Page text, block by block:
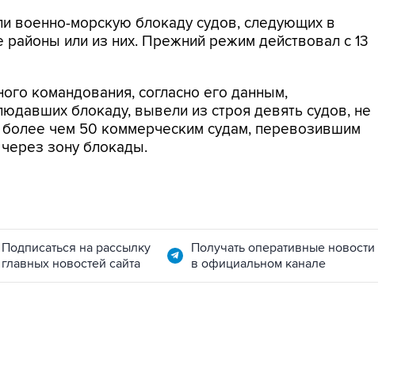
морскую блокаду судов, следующих в
или из них. Прежний режим действовал с 13
командования, согласно его данным,
блокаду, вывели из строя девять судов, не
чем 50 коммерческим судам, перевозившим
зону блокады.
Подписаться на рассылку
главных новостей сайта
Получать оперативные новости
в официальном канале